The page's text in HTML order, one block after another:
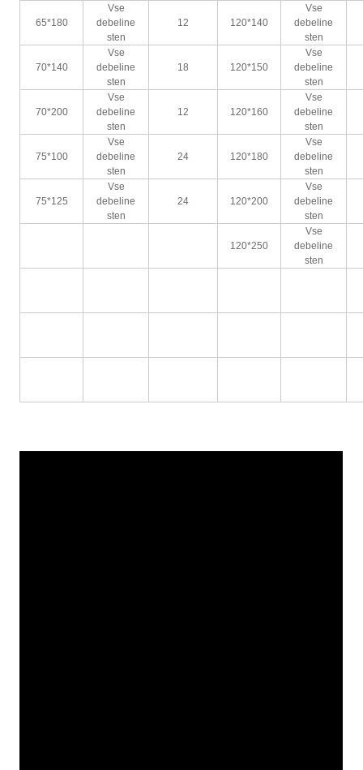
65*180
Vse
debeline
sten
12 120*140
Vse
debeline
sten
70*140
Vse
debeline
sten
18 120*150
Vse
debeline
sten
70*200
Vse
debeline
sten
12 120*160
Vse
debeline
sten
75*100
Vse
debeline
sten
24 120*180
Vse
debeline
sten
75*125
Vse
debeline
sten
24 120*200
Vse
debeline
sten
120*250
Vse
debeline
sten